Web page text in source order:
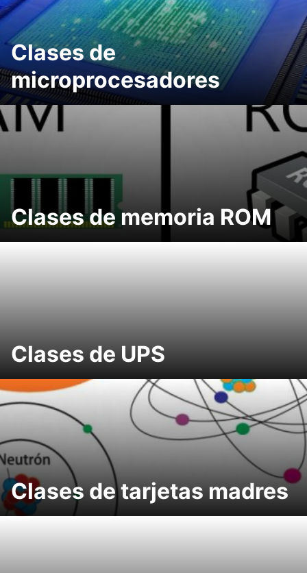
Clases de
microprocesadores
Clases de memoria ROM
Clases de UPS
Clases de tarjetas madres